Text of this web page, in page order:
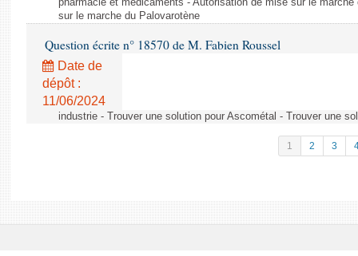
pharmacie et médicaments - Autorisation de mise sur le
sur le marche du Palovarotène
Question écrite n° 18570 de M. Fabien Roussel
Date de
dépôt :
11/06/2024
industrie - Trouver une solution pour Ascométal - Trouver une
1 2 3